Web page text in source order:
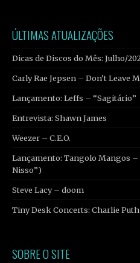
ÚLTIMAS ATUALIZAÇÕES
Dicas de Discos do Mês: Julho/
Carly Rae Jepsen – Don’t Leave
Lançamento: Leffs – “Sagitário”
Entrevista: Shawn James
Weezer – C.E.O.
Lançamento: Tangolo Mangos –
Nisso”)
Steve Lacy – doom
Tiny Desk Concerts: Charlie Puth
SOBRE O SITE